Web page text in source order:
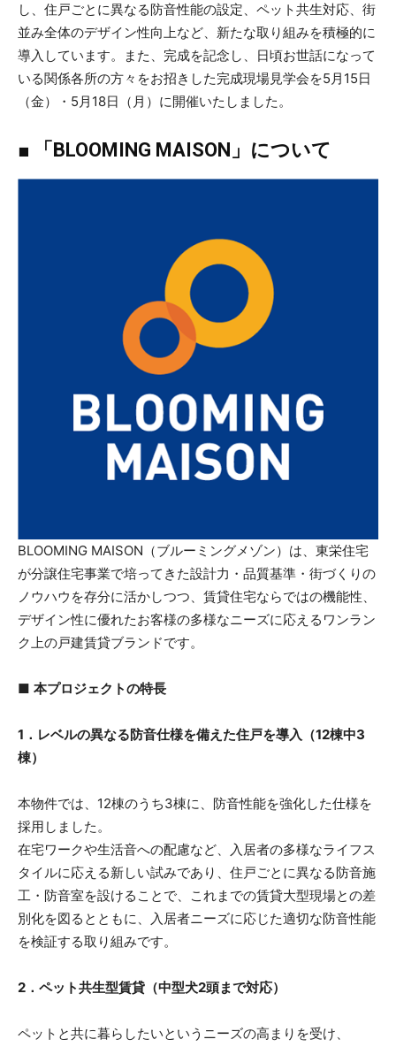
し、住戸ごとに異なる防音性能の設定、ペット共生対応、街
並み全体のデザイン性向上など、新たな取り組みを積極的に
導入しています。また、完成を記念し、日頃お世話になって
いる関係各所の方々をお招きした完成現場見学会を5月15日
（金）・5月18日（月）に開催いたしました。
■ 「BLOOMING MAISON」について
BLOOMING MAISON（ブルーミングメゾン）は、東栄住宅
が分譲住宅事業で培ってきた設計力・品質基準・街づくりの
ノウハウを存分に活かしつつ、賃貸住宅ならではの機能性、
デザイン性に優れたお客様の多様なニーズに応えるワンラン
ク上の戸建賃貸ブランドです。
■ 本プロジェクトの特長
1．レベルの異なる防音仕様を備えた住戸を導入（12棟中3
棟）
本物件では、12棟のうち3棟に、防音性能を強化した仕様を
採用しました。
在宅ワークや生活音への配慮など、入居者の多様なライフス
タイルに応える新しい試みであり、住戸ごとに異なる防音施
工・防音室を設けることで、これまでの賃貸大型現場との差
別化を図るとともに、入居者ニーズに応じた適切な防音性能
を検証する取り組みです。
2．ペット共生型賃貸（中型犬2頭まで対応）
ペットと共に暮らしたいというニーズの高まりを受け、